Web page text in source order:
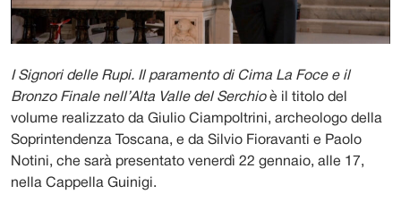
I Signori delle Rupi. Il paramento di Cima La Foce e il
Bronzo Finale nell’Alta Valle del Serchioè il titolo del
volume realizzato da Giulio Ciampoltrini, archeologo della
Soprintendenza Toscana, e da Silvio Fioravanti e Paolo
Notini, che sarà presentato venerdì 22 gennaio, alle 17,
nella Cappella Guinigi.